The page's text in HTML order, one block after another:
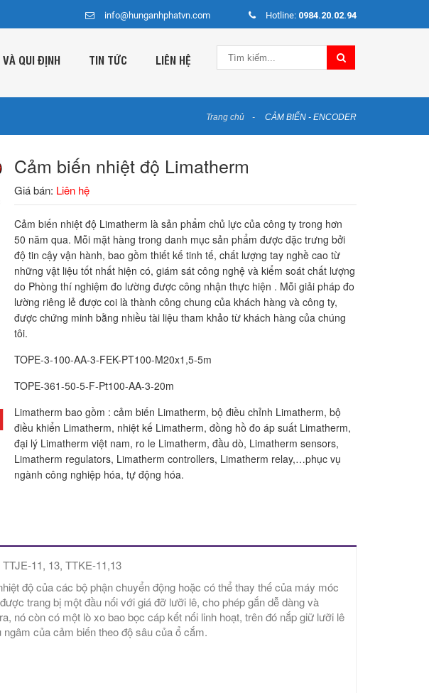
info@hunganhphatvn.com Hotline: 0984.20.02.94
VÀ QUI ĐỊNH TIN TỨC LIÊN HỆ
Trang chủ CẢM BIẾN - ENCODER
Cảm biến nhiệt độ Limatherm
Giá bán: Liên hệ
Cảm biến nhiệt độ Limatherm là sản phẩm chủ lực của công ty trong hơn
50 năm qua. Mỗi mặt hàng trong danh mục sản phẩm được đặc trưng bởi
độ tin cậy vận hành, bao gồm thiết kế tinh tế, chất lượng tay nghề cao từ
những vật liệu tốt nhất hiện có, giám sát công nghệ và kiểm soát chất lượng
do Phòng thí nghiệm đo lường được công nhận thực hiện . Mỗi giải pháp đo
lường riêng lẻ được coi là thành công chung của khách hàng và công ty,
được chứng minh bằng nhiều tài liệu tham khảo từ khách hàng của chúng
tôi.
TOPE-3-100-AA-3-FEK-PT100-M20x1,5-5m
TOPE-361-50-5-F-Pt100-AA-3-20m
Limatherm bao gồm : cảm biến Limatherm, bộ điều chỉnh Limatherm, bộ
điều khiển Limatherm, nhiệt kế Limatherm, đồng hồ đo áp suất Limatherm,
đại lý Limatherm việt nam, ro le Limatherm, đầu dò, Limatherm sensors,
Limatherm regulators, Limatherm controllers, Limatherm relay,…phục vụ
ngành công nghiệp hóa, tự động hóa.
11, 13, TTKE-11,13
độ của các bộ phận chuyển động hoặc có thể thay thế của máy móc
trang bị một đầu nối với giá đỡ lưỡi lê, cho phép gắn dễ dàng và
nó còn có một lò xo bao bọc cáp kết nối linh hoạt, trên đó nắp giữ lưỡi lê
của cảm biến theo độ sâu của ổ cắm.